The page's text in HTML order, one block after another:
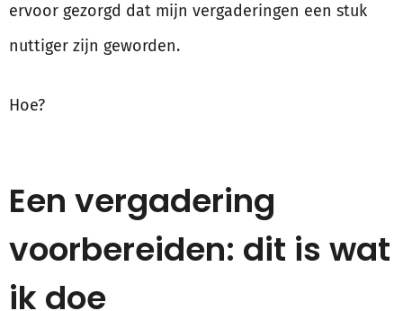
ervoor gezorgd dat mijn vergaderingen een stuk
nuttiger zijn geworden.
Hoe?
Een vergadering
voorbereiden: dit is wat
ik doe